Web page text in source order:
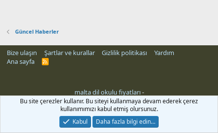
Güncel Haberler
Bize ulaşın Şartlar ve kurallar Gizlilik politikası
Yardım
Ana sayfa
R
malta dil okulu fiyatları-
siteleri
Bu site çerezler kullanır. Bu siteyi kullanmaya devam ederek çerez
kullanımımızı kabul etmiş olursunuz.
Kabul
Daha fazla bilgi edin…